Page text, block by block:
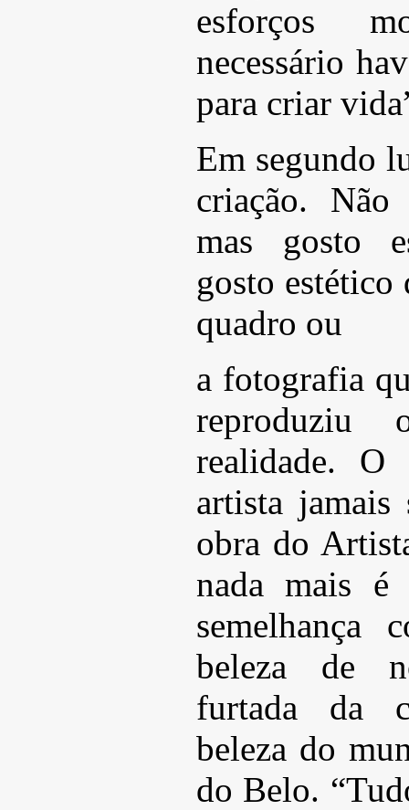
esforços
necessário
para criar
Em segundo
criação. Não
mas gosto
gosto estético
quadro ou
a fotografia
realidade.
artista jamais
obra do
nada mais é
beleza de
furtada da
beleza do
do Belo.